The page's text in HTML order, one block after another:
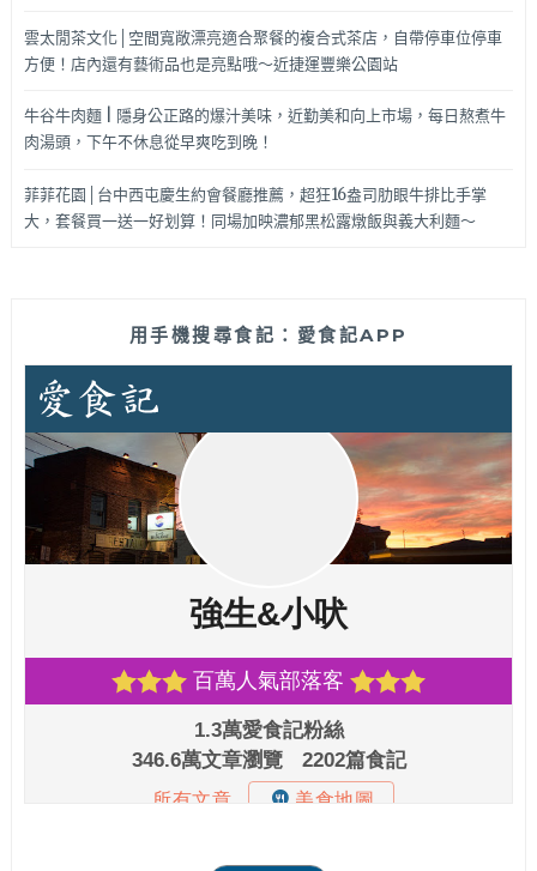
雲太閒茶文化│空間寬敞漂亮適合聚餐的複合式茶店，自帶停車位停車
方便！店內還有藝術品也是亮點哦～近捷運豐樂公園站
牛谷牛肉麵 | 隱身公正路的爆汁美味，近勤美和向上市場，每日熬煮牛
肉湯頭，下午不休息從早爽吃到晚！
菲菲花園│台中西屯慶生約會餐廳推薦，超狂16盎司肋眼牛排比手掌
大，套餐買一送一好划算！同場加映濃郁黑松露燉飯與義大利麵～
用手機搜尋食記：愛食記APP